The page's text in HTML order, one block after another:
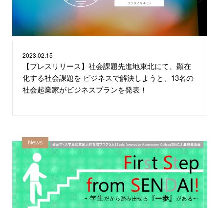
2023.02.15
【プレスリリース】社会課題先進地東北にて、顕在
化する社会課題を ビジネスで解決しようと、13名の
社会起業家がビジネスプランを発表！
News